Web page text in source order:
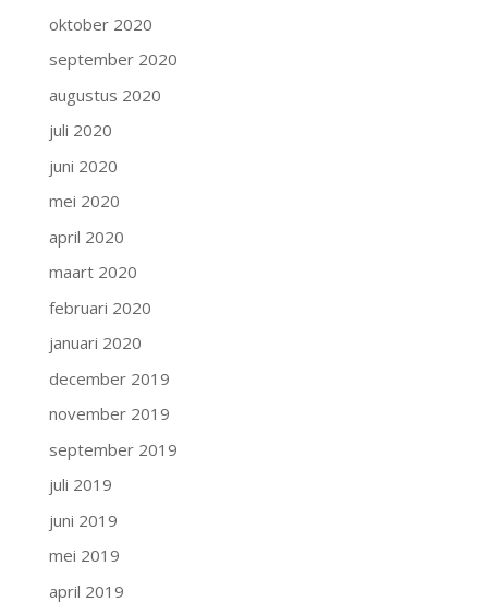
oktober 2020
september 2020
augustus 2020
juli 2020
juni 2020
mei 2020
april 2020
maart 2020
februari 2020
januari 2020
december 2019
november 2019
september 2019
juli 2019
juni 2019
mei 2019
april 2019